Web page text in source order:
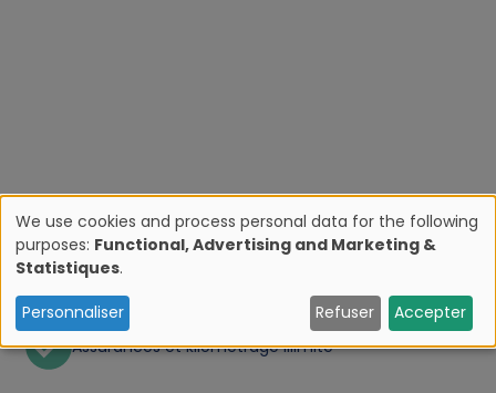
Annulation gratuite jusqu'à 48 heures à l'avance
Assurances et kilométrage illimité
U
s
e
We use cookies and process personal data for the following
purposes: Functional, Advertising and Marketing &
Statistiques.
Personnaliser Refuser Accepter